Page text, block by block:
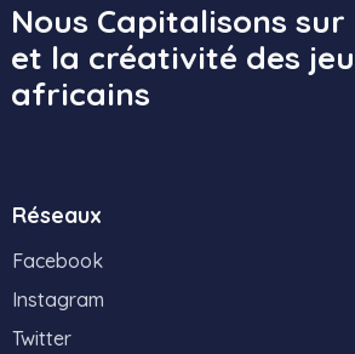
Nous Capitalisons sur
et la créativité des
africains
Réseaux
Facebook
Instagram
Twitter